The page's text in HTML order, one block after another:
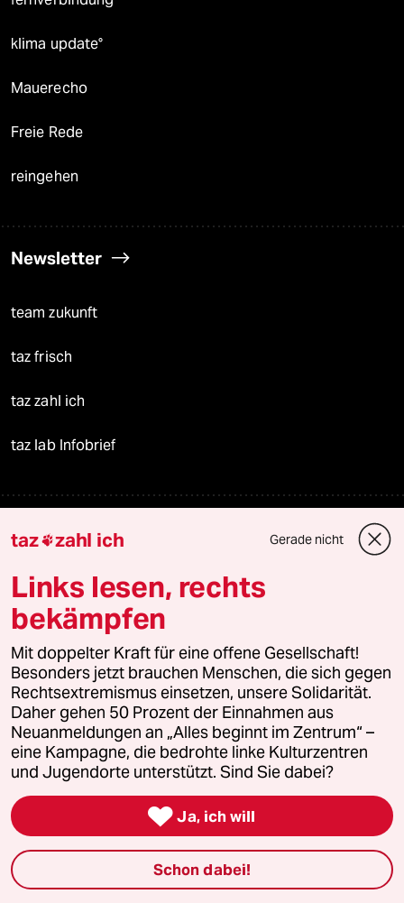
klima update°
Mauerecho
Freie Rede
reingehen
Newsletter
team zukunft
taz frisch
taz zahl ich
taz lab Infobrief
Demnächst
Vor Ort
Live im Stream
Vergangene
taz lab 2027
Mehr taz Lesestoff
taz zahl ich Gerade nicht
Links lesen, rechts
bekämpfen
Mit doppelter Kraft für eine offene Gesellschaft!
Besonders jetzt brauchen Menschen, die sich gegen
Rechtsextremismus einsetzen, unsere Solidarität.
Daher gehen 50 Prozent der Einnahmen aus
Neuanmeldungen an „Alles beginnt im Zentrum“ –
eine Kampagne, die bedrohte linke Kulturzentren
und Jugendorte unterstützt. Sind Sie dabei?
 Ja, ich will
Schon dabei!